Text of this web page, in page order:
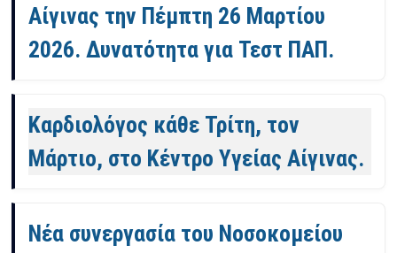
Αίγινας την Πέμπτη 26 Μαρτίου
2026. Δυνατότητα για Τεστ ΠΑΠ.
Καρδιολόγος κάθε Τρίτη, τον
Μάρτιο, στο Κέντρο Υγείας Αίγινας.
Νέα συνεργασία του Νοσοκομείου